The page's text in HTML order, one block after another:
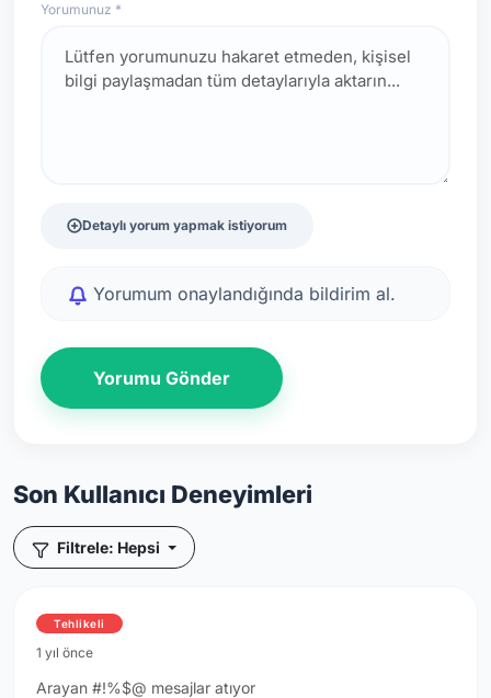
Yorumunuz *
Detaylı yorum yapmak istiyorum
Yorumum onaylandığında bildirim al.
Yorumu Gönder
Son Kullanıcı Deneyimleri
Filtrele: Hepsi
Tehlikeli
1 yıl önce
Arayan #!%$@ mesajlar atıyor